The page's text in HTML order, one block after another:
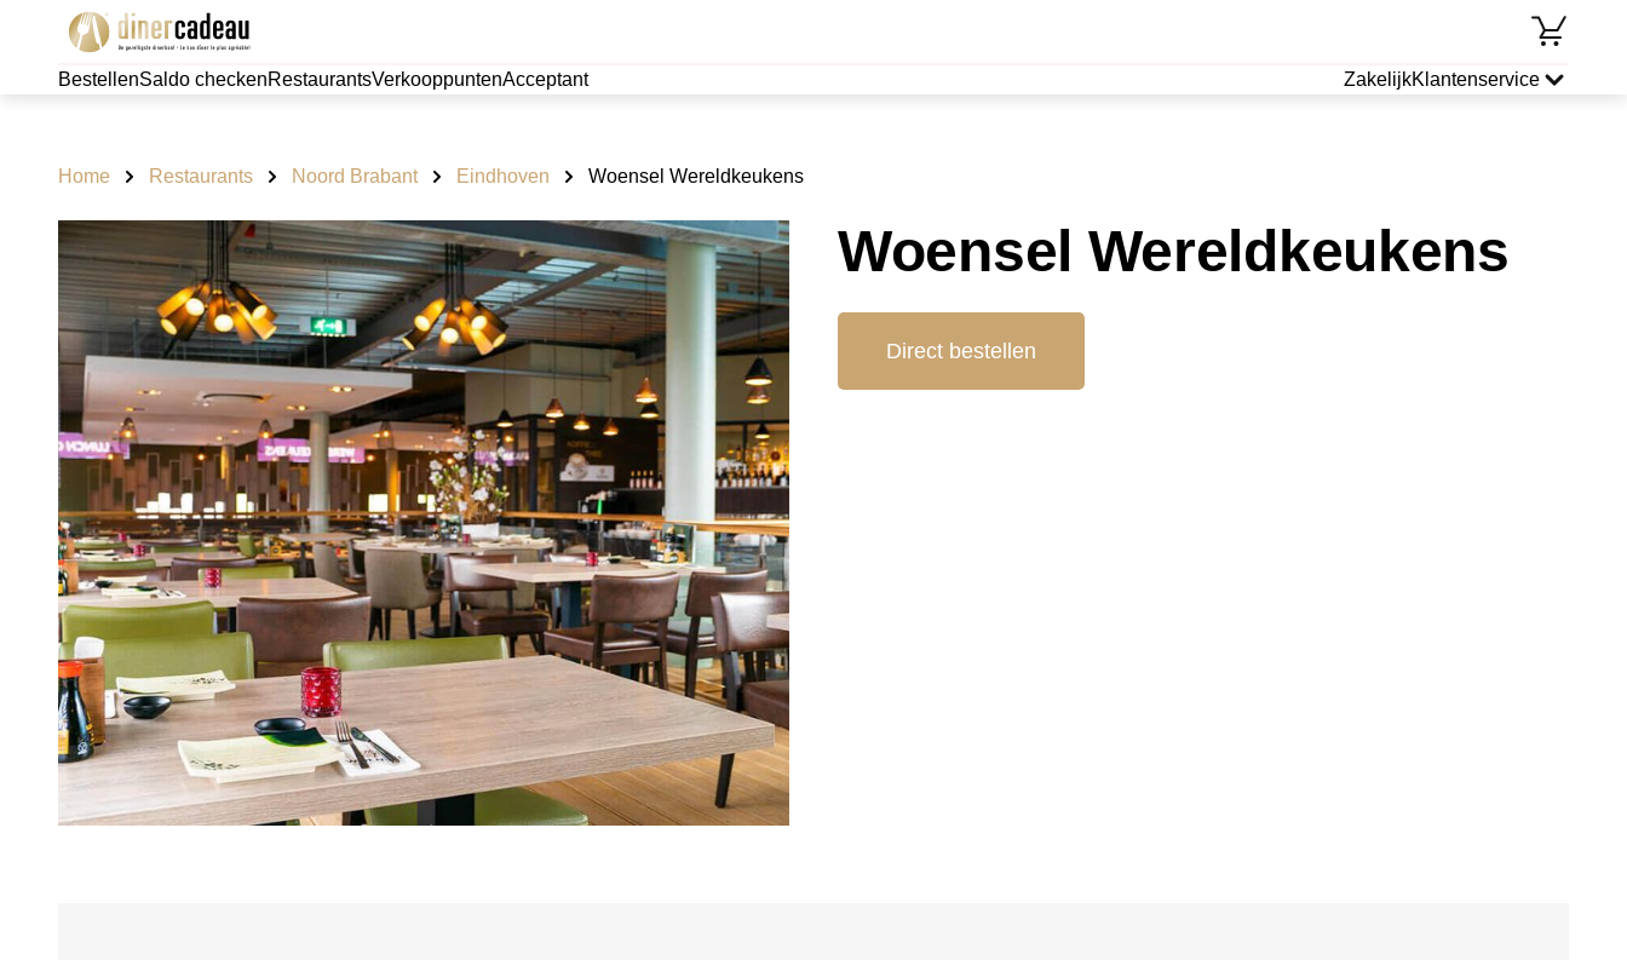
BestellenSaldo checkenRestaurantsVerkooppuntenAcceptant ZakelijkKlantenservice
Home Restaurants Noord Brabant Eindhoven Woensel Wereldkeukens
Woensel Wereldkeukens
Direct bestellen